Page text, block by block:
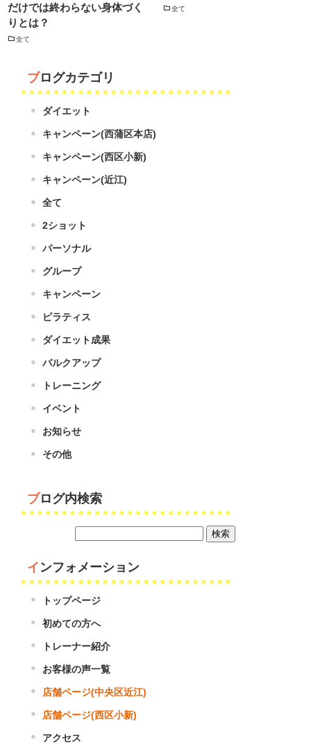
だけでは終わらない身体づく
りとは？
全て
全て
ブログカテゴリ
ダイエット
キャンペーン(西蒲区本店)
キャンペーン(西区小新)
キャンペーン(近江)
全て
2ショット
パーソナル
グループ
キャンペーン
ピラティス
ダイエット成果
バルクアップ
トレーニング
イベント
お知らせ
その他
ブログ内検索
インフォメーション
トップページ
初めての方へ
トレーナー紹介
お客様の声一覧
店舗ページ(中央区近江)
店舗ページ(西区小新)
アクセス